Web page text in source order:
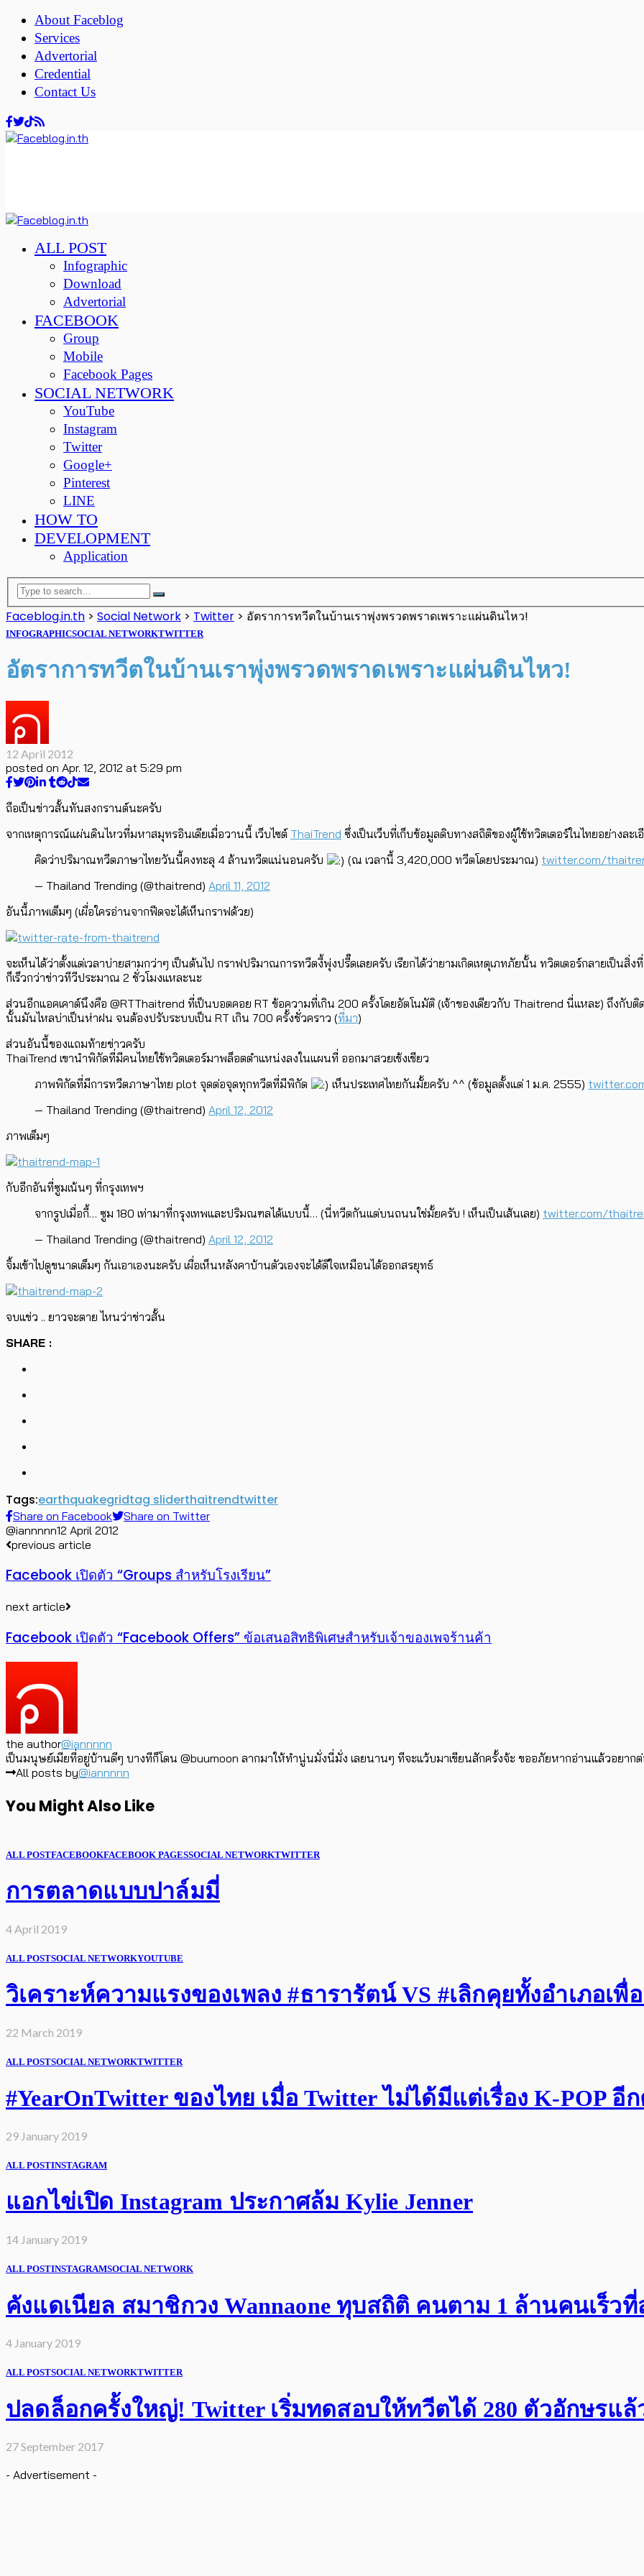
About Faceblog
Services
Advertorial
Credential
Contact Us
ALL POST
Infographic
Download
Advertorial
FACEBOOK
Group
Mobile
Facebook Pages
SOCIAL NETWORK
YouTube
Instagram
Twitter
Google+
Pinterest
LINE
HOW TO
DEVELOPMENT
Application
Faceblog.in.th > Social Network > Twitter > อัตราการทวีตในบ้านเราพุ่งพรวดพราดเพราะแผ่นดินไหว!
INFOGRAPHICSOCIAL NETWORKTWITTER
อัตราการทวีตในบ้านเราพุ่งพรวดพราดเพราะแผ่นดินไหว!
12 April 2012
posted on Apr. 12, 2012 at 5:29 pm
ถือเป็นข่าวสั้นทันสงกรานต์นะครับ
จากเหตุการณ์แผ่นดินไหวที่มหาสมุทรอินเดียเมื่อวานนี้ เว็บไซต์ ThaiTrend ซึ่งเป็นเว็บที่เก็บข้อมูลดิบทางสถิติของผู้ใช้ทวิตเตอร์ในไทยอย่างละ
คิดว่าปริมาณทวีตภาษาไทยวันนี้คงทะลุ 4 ล้านทวีตแน่นอนครับ
(ณ เวลานี้ 3,420,000 ทวีตโดยประมาณ) twitter.com/
— Thailand Trending (@thaitrend) April 11, 2012
อันนี้ภาพเต็มๆ (เผื่อใครอ่านจากฟีดจะได้เห็นกราฟด้วย)
จะเห็นได้ว่าตั้งแต่เวลาบ่ายสามกว่าๆ เป็นต้นไป กราฟปริมาณการทวีตงี้พุ่งปรี๊ดเลยครับ เรียกได้ว่ายามเกิดเหตุเภทภัยนั้น ทวิตเตอร์กลายเป็น
ก็เร็วกว่าข่าวทีวีประมาณ 2 ชั่วโมงแหละนะ
ส่วนอีกแอคเคาต์นึงคือ @RTThaitrend ที่เป็นบอตคอย RT ข้อความที่เกิน 200 ครั้งโดยอัตโนมัติ (เจ้าของเดียวกับ Thaitrend นี่แหละ) ถึงกั
นั้นมันไหลบ่าเป็นห่าฝน จนต้องปรับระบบเป็น RT เกิน 700 ครั้งชั่วคราว (ที่มา)
ส่วนอันนี้ของแถมท้ายข่าวครับ
ThaiTrend เขานำพิกัดที่มีคนไทยใช้ทวิตเตอร์มาพล็อตตำแหน่งลงในแผนที่ ออกมาสวยเช้งเชียว
ภาพพิกัดที่มีการทวีตภาษาไทย plot จุดต่อจุดทุกทวีตที่มีพิกัด
เห็นประเทศไทยกันมั้ยครับ ^^ (ข้อมูลตั้งแต่ 1 ม.ค. 2555)
— Thailand Trending (@thaitrend) April 12, 2012
ภาพเต็มๆ
กับอีกอันที่ซูมเน้นๆ ที่กรุงเทพฯ
จากรูปเมื่อกี้… ซูม 180 เท่ามาที่กรุงเทพและปริมณฑลได้แบบนี้… (นี่ทวีตกันแต่บนถนนใช่มั้ยครับ ! เห็นเป็นเส้นเลย) twitter.com/
— Thailand Trending (@thaitrend) April 12, 2012
จิ้มเข้าไปดูขนาดเต็มๆ กันเอาเองนะครับ เผื่อเห็นหลังคาบ้านตัวเองจะได้ดีใจเหมือนได้ออกสรยุทธ์
จบแข่ว .. ยาวจะตาย ไหนว่าข่าวสั้น
SHARE :
Tags:earthquakegridtag sliderthaitrendtwitter
Share on Facebook
Share on Twitter
@iannnnn12 April 2012
previous article
Facebook เปิดตัว “Groups สำหรับโรงเรียน”
next article
Facebook เปิดตัว “Facebook Offers” ข้อเสนอสิทธิพิเศษสำหรับเจ้าของเพจร้านค้า
the author@iannnnn
เป็นมนุษย์เมียที่อยู่บ้านดีๆ บางทีก็โดน @buumoon ลากมาให้ทำนู่นมั่งนี่มั่ง เลยนานๆ ทีจะแว้บมาเขียนสักครั้งจ้ะ ขออภัยหากอ่านแล้วอยาก
All posts by@iannnnn
You Might Also Like
ALL POSTFACEBOOKFACEBOOK PAGESSOCIAL NETWORKTWITTER
การตลาดแบบปาล์มมี่
4 April 2019
ALL POSTSOCIAL NETWORKYOUTUBE
วิเคราะห์ความแรงของเพลง #ธารารัตน์ VS #เลิกคุยทั้งอำเภอเพื่
22 March 2019
ALL POSTSOCIAL NETWORKTWITTER
#YearOnTwitter ของไทย เมื่อ Twitter ไม่ได้มีแต่เรื่อง K-POP อี
29 January 2019
ALL POSTINSTAGRAM
แอกไข่เปิด Instagram ประกาศล้ม Kylie Jenner
14 January 2019
ALL POSTINSTAGRAMSOCIAL NETWORK
คังแดเนียล สมาชิกวง Wannaone ทุบสถิติ คนตาม 1 ล้านคนเร็วที่
4 January 2019
ALL POSTSOCIAL NETWORKTWITTER
ปลดล็อกครั้งใหญ่! Twitter เริ่มทดสอบให้ทวีตได้ 280 ตัวอักษรแล้
27 September 2017
- Advertisement -